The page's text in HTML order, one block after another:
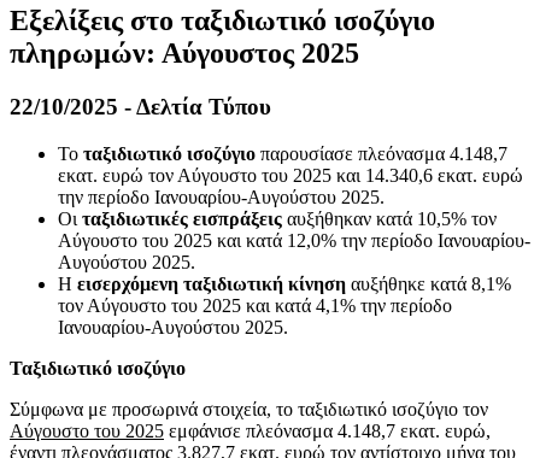
Εξελίξεις στο ταξιδιωτικό ισοζύγιο
πληρωμών: Αύγουστος 2025
22/10/2025 - Δελτία Τύπου
Το ταξιδιωτικό ισοζύγιο παρουσίασε πλεόνασμα 4.148,7
εκατ. ευρώ τον Αύγουστο του 2025 και 14.340,6 εκατ. ευρώ
την περίοδο Ιανουαρίου-Αυγούστου 2025.
Oι ταξιδιωτικές εισπράξεις αυξήθηκαν κατά 10,5% τον
Αύγουστο του 2025 και κατά 12,0% την περίοδο Ιανουαρίου-
Αυγούστου 2025.
Η εισερχόμενη ταξιδιωτική κίνηση αυξήθηκε κατά 8,1%
τον Αύγουστο του 2025 και κατά 4,1% την περίοδο
Ιανουαρίου-Αυγούστου 2025.
Ταξιδιωτικό ισοζύγιο
Σύμφωνα με προσωρινά στοιχεία, το ταξιδιωτικό ισοζύγιο τον
Αύγουστο του 2025 εμφάνισε πλεόνασμα 4.148,7 εκατ. ευρώ,
έναντι πλεονάσματος 3.827,7 εκατ. ευρώ τον αντίστοιχο μήνα του